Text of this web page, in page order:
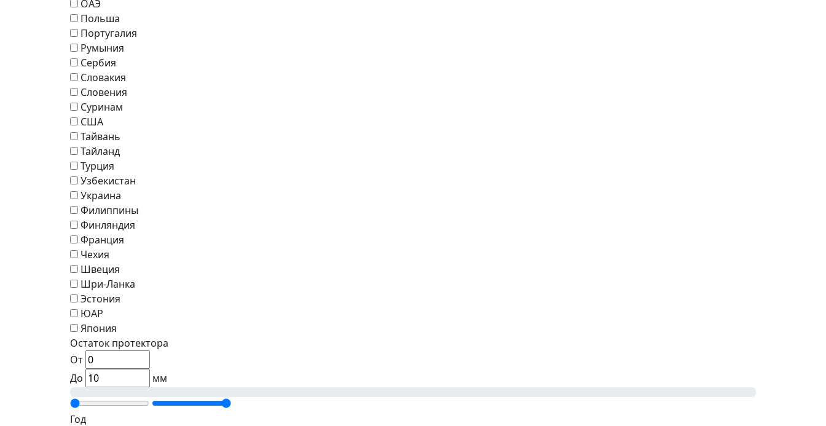
ОАЭ
Польша
Португалия
Румыния
Сербия
Словакия
Словения
Суринам
США
Тайвань
Тайланд
Турция
Узбекистан
Украина
Филиппины
Финляндия
Франция
Чехия
Швеция
Шри-Ланка
Эстония
ЮАР
Япония
Остаток протектора
От
До
мм
Год